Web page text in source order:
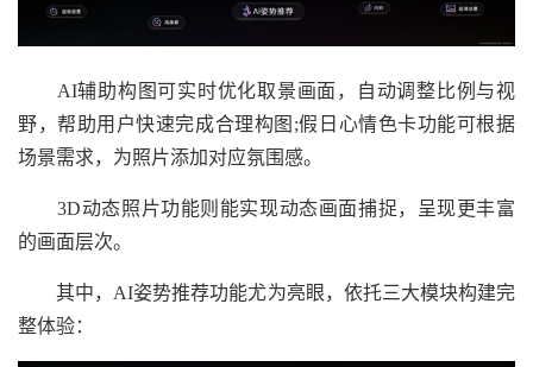
AI辅助构图可实时优化取景画面，自动调整比例与视
野，帮助用户快速完成合理构图;假日心情色卡功能可根据
场景需求，为照片添加对应氛围感。
3D动态照片功能则能实现动态画面捕捉，呈现更丰富
的画面层次。
其中，AI姿势推荐功能尤为亮眼，依托三大模块构建完
整体验：